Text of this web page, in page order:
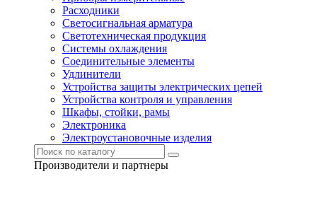
Расходники
Светосигнальная арматура
Светотехническая продукция
Системы охлаждения
Соединительные элементы
Удлинители
Устройства защиты электрических цепей
Устройства контроля и управления
Шкафы, стойки, рамы
Электроника
Электроустановочные изделия
Производители и партнеры